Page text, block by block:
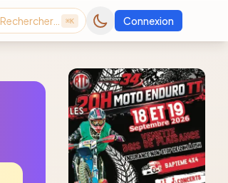
Rechercher… ⌘K Connexion